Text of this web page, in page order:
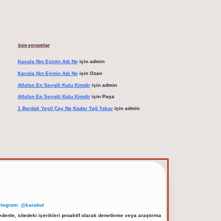
Son yorumlar
Kavala Nın Eşinin Adı Neiçin admin
Kavala Nın Eşinin Adı Neiçin Ozan
Allahın En Sevgili Kulu Kimdiriçin admin
Allahın En Sevgili Kulu Kimdiriçin Paşa
1 Bardak Yeşil Çay Ne Kadar Yağ Yakariçin admin
@karabul
sitedeki içerikleri proaktif olarak denetleme veya araştırma